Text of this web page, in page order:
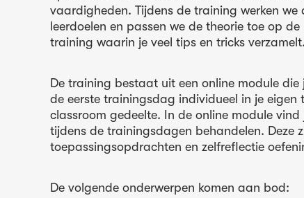
vaardigheden. Tijdens de training werken we
leerdoelen en passen we de theorie toe op
training waarin je veel tips en tricks verzamelt.
De training bestaat uit een online module
de eerste trainingsdag individueel in je eigen
classroom gedeelte. In de online module vind
tijdens de trainingsdagen behandelen. Deze
toepassingsopdrachten en zelfreflectie
De volgende onderwerpen komen aan bod: